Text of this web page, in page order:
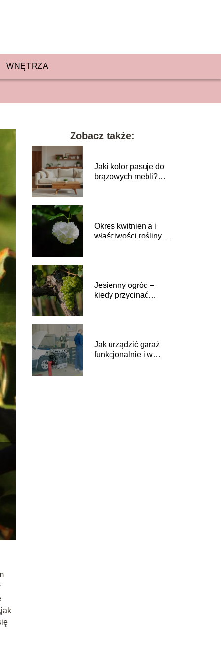
WNĘTRZA
Zobacz także:
Jaki kolor pasuje do
brązowych mebli?
Okres kwitnienia i
właściwości rośliny –
Jesienny ogród –
kiedy przycinać
Jak urządzić garaż
funkcjonalnie i w